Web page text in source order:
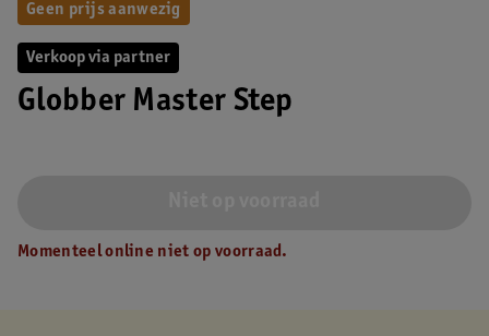
Verkoop via partner
Globber Master Step
Geen prijs aanwezig
Momenteel online niet op voorraad.